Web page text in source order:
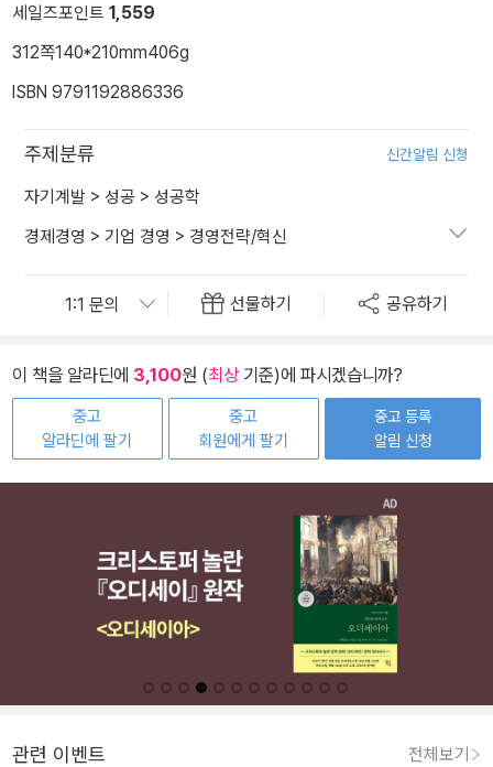
세일즈포인트 1,559
312쪽140*210mm406g
ISBN 9791192886336
주제분류 신간알림 신청
자기계발 > 성공 > 성공학
경제경영 > 기업 경영 > 경영전략/혁신
선물하기 공유하기
이 책을 알라딘에 3,100원 (최상기준)에 파시겠습니까?
중고
알라딘에 팔기
중고
회원에게 팔기
중고 등록
알림 신청
관련 이벤트 전체보기